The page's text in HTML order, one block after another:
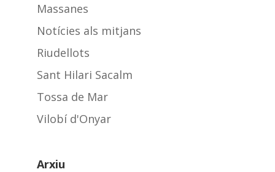
Massanes
Notícies als mitjans
Riudellots
Sant Hilari Sacalm
Tossa de Mar
Vilobí d'Onyar
Arxiu